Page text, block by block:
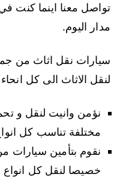
تواصل معنا اينما كنت
مدار اليوم.
سيارات نقل اثاث من
لنقل الاثاث الى كل
نؤمن وانيت لنقل و
مختلفة تناسب كل
نقوم بتأمين سيارات
خصيصا لنقل كل انواع